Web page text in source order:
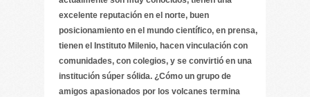
excelente reputación en el norte, buen
posicionamiento en el mundo científico, en prensa,
tienen el Instituto Milenio, hacen vinculación con
comunidades, con colegios, y se convirtió en una
institución súper sólida. ¿Cómo un grupo de
amigos apasionados por los volcanes termina